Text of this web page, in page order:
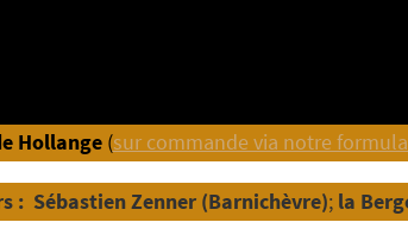
Hollange(sur commande via notre
: Sébastien Zenner (Barnichèvre); la